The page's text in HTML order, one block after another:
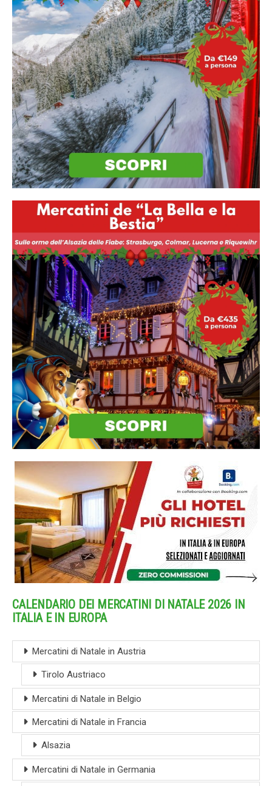
CALENDARIO DEI MERCATINI DI NATALE 2026 IN
ITALIA E IN EUROPA
Mercatini di Natale in Austria
Tirolo Austriaco
Mercatini di Natale in Belgio
Mercatini di Natale in Francia
Alsazia
Mercatini di Natale in Germania